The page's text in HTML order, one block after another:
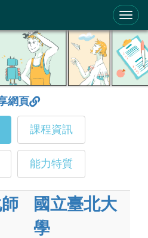
助系統
網頁
課程資訊
能力特質
國立臺北大
學